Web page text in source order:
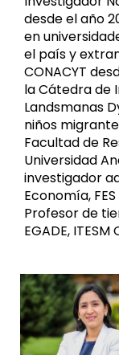
desde el año
en
el país y
CONACYT
la Cátedra de
Landsmanas
niños
Facultad de
Universidad
investigador
Economía,
Profesor de
EGADE,